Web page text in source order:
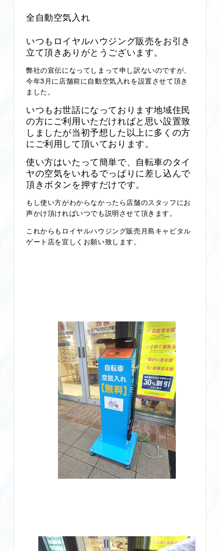
全自動空気入れ
いつもロイヤルハウジング販売をお引き
立て頂きありがとうございます。
弊社の宣伝になってしまって申し訳ないのですが、
今年3 月に店舗前に自動空気入れを設置させて頂き
ました。
いつもお世話になっております地域住民
の方にご利用いただければと思い設置致
しましたが当初予想した以上に多くの方
にご利用して頂いております。
使い方はいたって簡単で、自転車のタイ
ヤの空気をいれるでっぱりに差し込んで
頂きボタンを押すだけです。
もし使い方がわからなかったら店舗のスタッフにお
声かけ頂ければいつでも説明させて頂きます。
これからもロイヤルハウジング販売月島キャピタル
ゲート店を宜しくお願い致します。